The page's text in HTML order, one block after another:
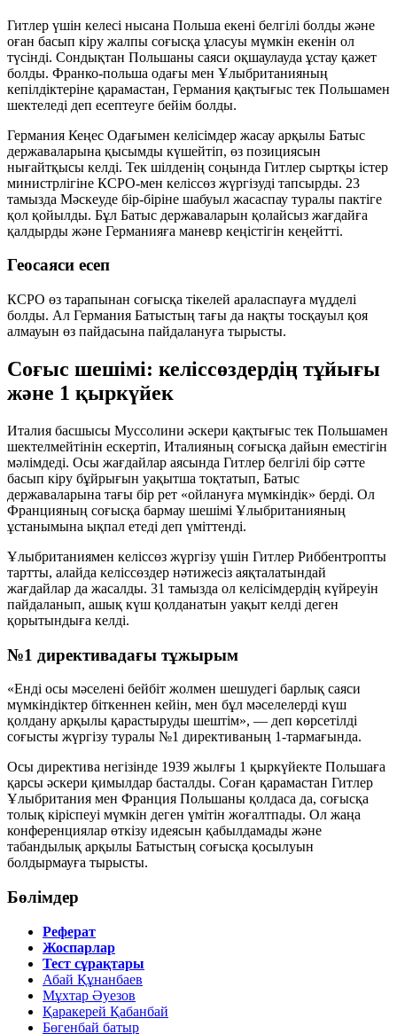
Гитлер үшін келесі нысана Польша екені белгілі болды және
оған басып кіру жалпы соғысқа ұласуы мүмкін екенін ол
түсінді. Сондықтан Польшаны саяси оқшаулауда ұстау қажет
болды. Франко-польша одағы мен Ұлыбританияның
кепілдіктеріне қарамастан, Германия қақтығыс тек Польшамен
шектеледі деп есептеуге бейім болды.
Германия Кеңес Одағымен келісімдер жасау арқылы Батыс
державаларына қысымды күшейтіп, өз позициясын
нығайтқысы келді. Тек шілденің соңында Гитлер сыртқы істер
министрлігіне КСРО-мен келіссөз жүргізуді тапсырды. 23
тамызда Мәскеуде бір-біріне шабуыл жасаспау туралы пактіге
қол қойылды. Бұл Батыс державаларын қолайсыз жағдайға
қалдырды және Германияға маневр кеңістігін кеңейтті.
Геосаяси есеп
КСРО өз тарапынан соғысқа тікелей араласпауға мүдделі
болды. Ал Германия Батыстың тағы да нақты тосқауыл қоя
алмауын өз пайдасына пайдалануға тырысты.
Соғыс шешімі: келіссөздердің тұйығы
және 1 қыркүйек
Италия басшысы Муссолини әскери қақтығыс тек Польшамен
шектелмейтінін ескертіп, Италияның соғысқа дайын еместігін
мәлімдеді. Осы жағдайлар аясында Гитлер белгілі бір сәтте
басып кіру бұйрығын уақытша тоқтатып, Батыс
державаларына тағы бір рет «ойлануға мүмкіндік» берді. Ол
Францияның соғысқа бармау шешімі Ұлыбританияның
ұстанымына ықпал етеді деп үміттенді.
Ұлыбританиямен келіссөз жүргізу үшін Гитлер Риббентропты
тартты, алайда келіссөздер нәтижесіз аяқталатындай
жағдайлар да жасалды. 31 тамызда ол келісімдердің күйреуін
пайдаланып, ашық күш қолданатын уақыт келді деген
қорытындыға келді.
№1 директивадағы тұжырым
«Енді осы мәселені бейбіт жолмен шешудегі барлық саяси
мүмкіндіктер біткеннен кейін, мен бұл мәселелерді күш
қолдану арқылы қарастыруды шештім», — деп көрсетілді
соғысты жүргізу туралы №1 директиваның 1-тармағында.
Осы директива негізінде 1939 жылғы 1 қыркүйекте Польшаға
қарсы әскери қимылдар басталды. Соған қарамастан Гитлер
Ұлыбритания мен Франция Польшаны қолдаса да, соғысқа
толық кіріспеуі мүмкін деген үмітін жоғалтпады. Ол жаңа
конференциялар өткізу идеясын қабылдамады және
табандылық арқылы Батыстың соғысқа қосылуын
болдырмауға тырысты.
Бөлімдер
Реферат
Жоспарлар
Тест сұрақтары
Абай Құнанбаев
Мұхтар Әуезов
Қаракерей Қабанбай
Бөгенбай батыр